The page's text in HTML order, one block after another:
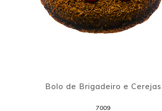
Bolo de Brigadeiro e Cerejas
7009